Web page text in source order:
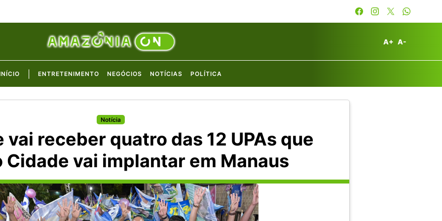
A+ A-
ENTRETENIMENTO NEGÓCIOS NOTÍCIAS POLÍTICA
Notícia
vai receber quatro das 12 UPAs que
Cidade vai implantar em Manaus